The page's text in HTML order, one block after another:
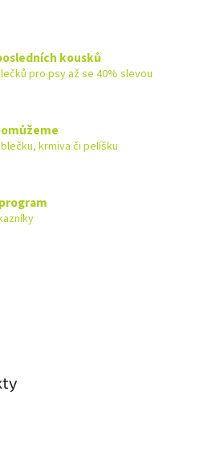
kousků
pro psy až se 40% slevou
krmiva či pelíšku